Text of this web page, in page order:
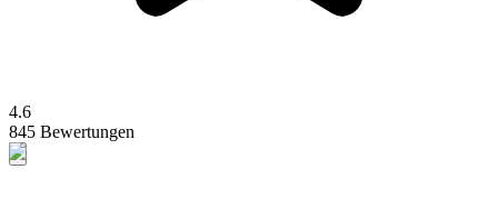
4.6
845 Bewertungen